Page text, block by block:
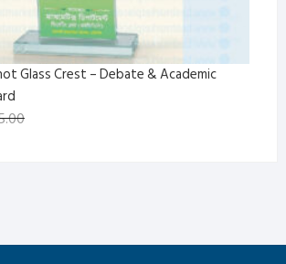
Glass Crest – Debate & Academic
Original
Current